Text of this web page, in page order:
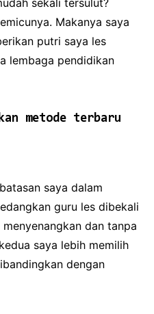
Makanya saya
putri saya les
lembaga pendidikan
metode terbaru
saya dalam
guru les dibekali
dan tanpa
saya lebih memilih
dengan